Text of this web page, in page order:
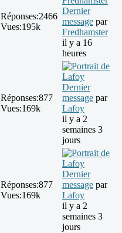
Réponses:2466
Vues:195k
Dernier
message par
Fredhamster
il y a 16
heures
Réponses:877
Vues:169k
Dernier
message par
Lafoy
il y a 2
semaines 3
jours
Réponses:877
Vues:169k
Dernier
message par
Lafoy
il y a 2
semaines 3
jours